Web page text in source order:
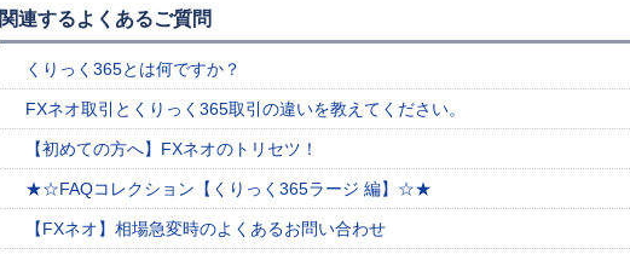
関連するよくあるご質問
くりっく365とは何ですか？
FXネオ取引とくりっく365取引の違いを教えてください。
【初めての方へ】FXネオのトリセツ！
★☆FAQコレクション【くりっく365ラージ 編】☆★
【FXネオ】相場急変時のよくあるお問い合わせ